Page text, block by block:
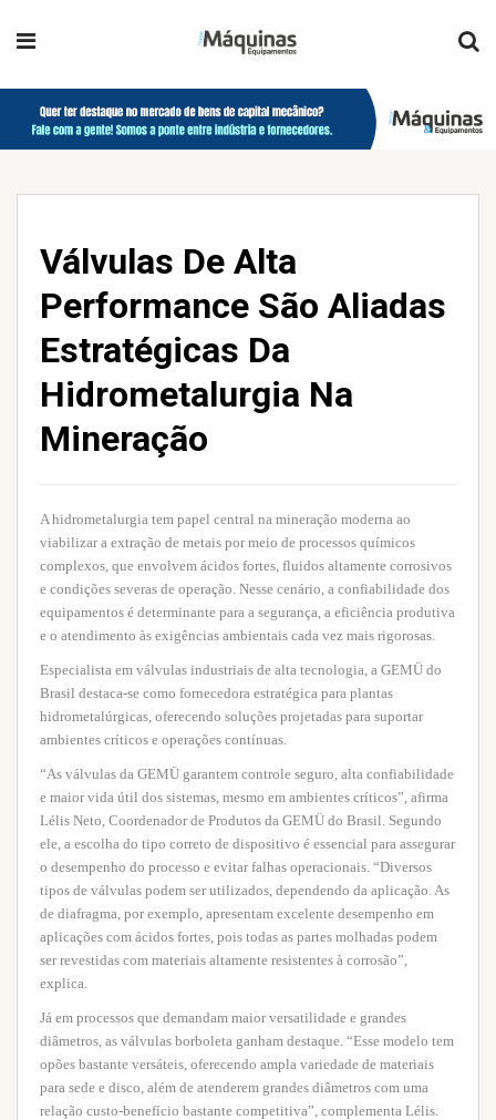
Válvulas De Alta
Performance São Aliadas
Estratégicas Da
Hidrometalurgia Na
Mineração
A hidrometalurgia tem papel central na mineração moderna ao
viabilizar a extração de metais por meio de processos químicos
complexos, que envolvem ácidos fortes, fluidos altamente corrosivos
e condições severas de operação. Nesse cenário, a confiabilidade dos
equipamentos é determinante para a segurança, a eficiência produtiva
e o atendimento às exigências ambientais cada vez mais rigorosas.
Especialista em válvulas industriais de alta tecnologia, a GEMÜ do
Brasil destaca-se como fornecedora estratégica para plantas
hidrometalúrgicas, oferecendo soluções projetadas para suportar
ambientes críticos e operações contínuas.
“As válvulas da GEMÜ garantem controle seguro, alta confiabilidade
e maior vida útil dos sistemas, mesmo em ambientes críticos”, afirma
Lélis Neto, Coordenador de Produtos da GEMÜ do Brasil. Segundo
ele, a escolha do tipo correto de dispositivo é essencial para assegurar
o desempenho do processo e evitar falhas operacionais. “Diversos
tipos de válvulas podem ser utilizados, dependendo da aplicação. As
de diafragma, por exemplo, apresentam excelente desempenho em
aplicações com ácidos fortes, pois todas as partes molhadas podem
ser revestidas com materiais altamente resistentes à corrosão”,
explica.
Já em processos que demandam maior versatilidade e grandes
diâmetros, as válvulas borboleta ganham destaque. “Esse modelo tem
opões bastante versáteis, oferecendo ampla variedade de materiais
para sede e disco, além de atenderem grandes diâmetros com uma
relação custo-benefício bastante competitiva”, complementa Lélis.